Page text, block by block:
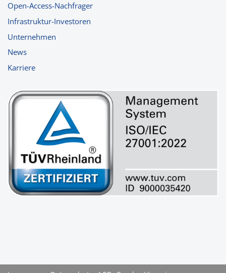
Open-Access-Nachfrager
Infrastruktur-Investoren
Unternehmen
News
Karriere